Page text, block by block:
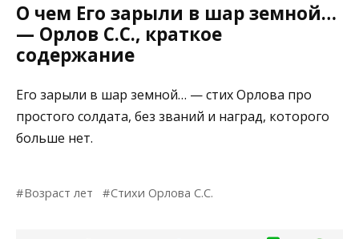
О чем Его зарыли в шар земной…
— Орлов С.С., краткое
содержание
Его зарыли в шар земной… — стих Орлова про
простого солдата, без званий и наград, которого
больше нет.
Возраст лет Стихи Орлова С.С.